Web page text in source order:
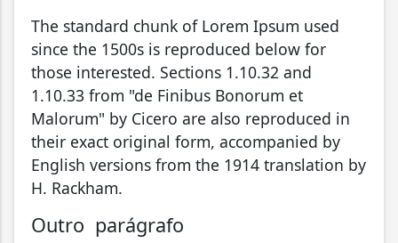
The standard chunk of Lorem Ipsum used
since the 1500s is reproduced below for
those interested. Sections 1.10.32 and
1.10.33 from "de Finibus Bonorum et
Malorum" by Cicero are also reproduced in
their exact original form, accompanied by
English versions from the 1914 translation by
H. Rackham.
Outro parágrafo